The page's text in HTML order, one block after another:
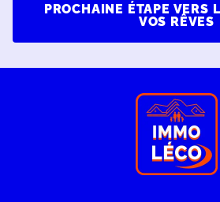
PROCHAINE ÉTAPE VERS
VOS RÊVES